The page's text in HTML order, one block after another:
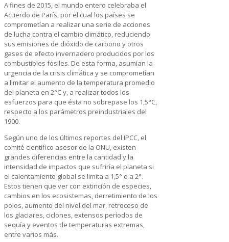
A fines de 2015, el mundo entero celebraba el
Acuerdo de París, por el cual los países se
comprometían a realizar una serie de acciones
de lucha contra el cambio climático, reduciendo
sus emisiones de dióxido de carbono y otros
gases de efecto invernadero producidos por los
combustibles fósiles. De esta forma, asumían la
urgencia de la crisis climática y se comprometían
a limitar el aumento de la temperatura promedio
del planeta en 2°C y, a realizar todos los
esfuerzos para que ésta no sobrepase los 1,5°C,
respecto a los parámetros preindustriales del
1900.
Según uno de los últimos reportes del IPCC, el
comité científico asesor de la ONU, existen
grandes diferencias entre la cantidad y la
intensidad de impactos que sufriría el planeta si
el calentamiento global se limita a 1,5° o a 2°.
Estos tienen que ver con extinción de especies,
cambios en los ecosistemas, derretimiento de los
polos, aumento del nivel del mar, retroceso de
los glaciares, ciclones, extensos períodos de
sequía y eventos de temperaturas extremas,
entre varios más.